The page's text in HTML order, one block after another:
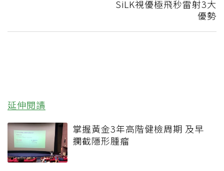
SiLK視優極飛秒雷射3大
優勢
延伸閱讀
掌握黃金3年高階健檢周期 及早
攔截隱形腫瘤